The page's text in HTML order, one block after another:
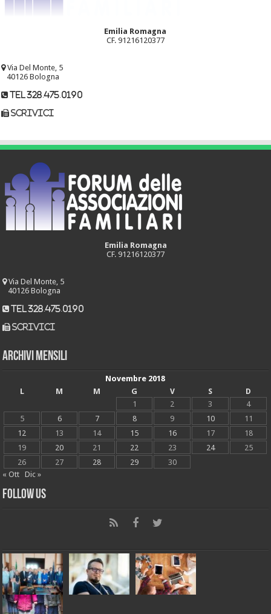
Emilia Romagna
CF. 91216120377
Via Del Monte, 5
40126 Bologna
tel 328.475.0190
scrivici
Emilia Romagna
CF. 91216120377
Via Del Monte, 5
40126 Bologna
tel 328.475.0190
scrivici
Archivi mensili
Novembre 2018
L
M M G V S
D
1
2 3
4
5
6 7 8 9 10
11
12
13 14 15 16 17
18
19
20 21 22 23 24
25
26
27 28 29
30
« Ott
Dic »
Follow Us